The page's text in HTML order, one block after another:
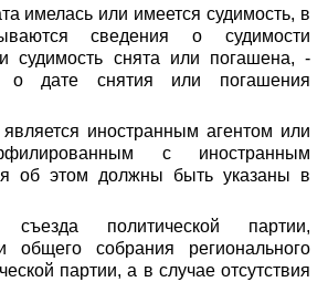
имелась или имеется судимость, в
сведения о судимости
судимость снята или погашена, -
о дате снятия или погашения
иностранным агентом или
с иностранным
об этом должны быть указаны в
политической партии,
общего собрания регионального
партии, а в случае отсутствия